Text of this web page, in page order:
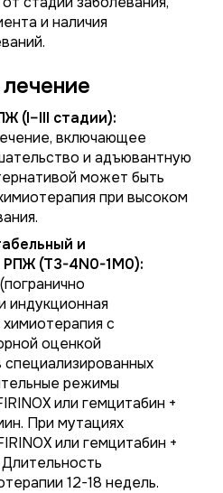
и наличия
(I–III стадии):
включающее
и адъювантную
может быть
при высоком
и
РПЖ (T3-4N0-1M0):
индукционная
с
оценкой
режимы
или гемцитабин +
При мутациях
или гемцитабин +
12-18 недель.